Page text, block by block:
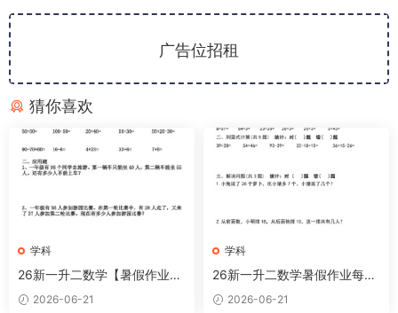
广告位招租
猜你喜欢
学科
26新一升二数学【暑假作业】
全58套计算（通用）一下
2026-06-21
学科
26新一升二数学暑假作业每日
一练30天-一下
2026-06-21